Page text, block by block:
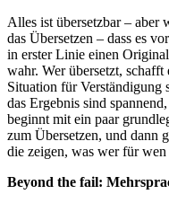
Alles ist übersetzbar – aber
das Übersetzen – dass es
in erster Linie einen
wahr. Wer übersetzt,
Situation für Verständigung
das Ergebnis sind
beginnt mit ein paar
zum Übersetzen, und dann
die zeigen, was wer für wen
Beyond the fail: